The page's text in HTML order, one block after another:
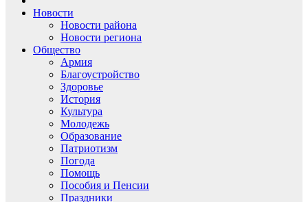
Новости
Новости района
Новости региона
Общество
Армия
Благоустройство
Здоровье
История
Культура
Молодежь
Образование
Патриотизм
Погода
Помощь
Пособия и Пенсии
Праздники